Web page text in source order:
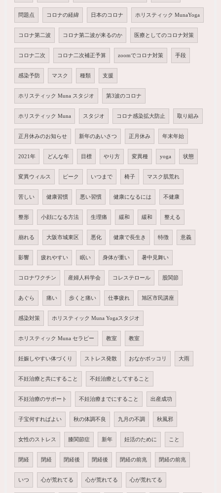
問題点 コロナの経緯 日本のコロナ ホリスティック MunaYoga
コロナ第二波 コロナ第二波が来るのか 医療としてのコロナ対策
コロナ二次 コロナ二次補正予算 zoomでコロナ対策 手段
感染予防 マスク 種類 支援
ホリスティック Muna スタジオ 第3波のコロナ
ホリスティック Muna スタジオ コロナ感染拡大防止 取り組み
正月休みのお知らせ 新年のあいさつ 正月休み 年末年始
2021年 どんな年 目標 やり方 変異種 yoga 状態
変異ウィルス ピーク いつまで 椅子 マスク肌荒れ
苦しい 健康習慣 悪い習慣 健康になるには 不健康
整形 小顔になる方法 生理痛 緩和 緩和 整える
崩れる 大阪市城東区 悪化 健康で長生き 特徴 意義
影響 疲れやすい 眠い 身体が重い 暑中見舞い
コロナワクチン 産婦人科学会 コレステロール 股関節
あぐら 痛い 歩くと痛い 仕事疲れ 旭区市民講座
感染対策 ホリスティック Muna Yogaスタジオ
ホリスティック Muna セラピー 教室 教室
妊娠しやすい体づくり ストレス発散 おなかポッコリ 大雨
不妊治療と共にすること 不妊治療としてすること
不妊治療のサポート 不妊治療までにすること 出産成功
子宝何すればよい 秋の体調不良 九月の不調 秋風邪
女性のストレス 膝関節症 新年 妊活のために こと
閉経 閉経 閉経後 閉経後 閉経の前兆 閉経の前兆
いつ 心が荒れてる 心が荒れてる 心が荒れてる